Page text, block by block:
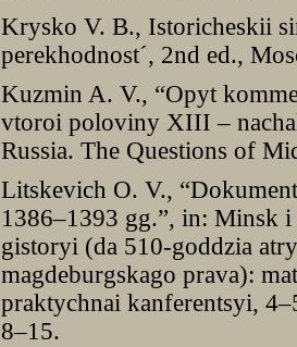
Krysko V. B., Istoricheskii
perekhodnostˊ, 2nd ed.,
Kuzmin A. V., “Opyt
vtoroi poloviny XIII –
Russia. The Questions of
Litskevich O. V.,
1386–1393 gg.”, in: Minsk i
gistoryi (da 510-goddzia
magdeburgskago prava):
praktychnai kanferentsyi,
8–15.